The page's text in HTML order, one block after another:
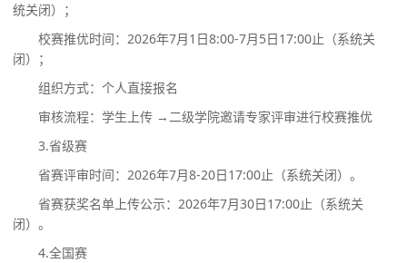
统关闭）；
校赛推优时间： 2026年7月1日8:00-7月5日17:00止（系统关
闭）；
组织方式：个人直接报名
审核流程：学生上传 →二级学院邀请专家评审进行校赛推优
3.省级赛
省赛评审时间： 2026年7月8-20日17:00止（系统关闭）。
省赛获奖名单上传公示： 2026年7月30日17:00止（系统关
闭）。
4.全国赛